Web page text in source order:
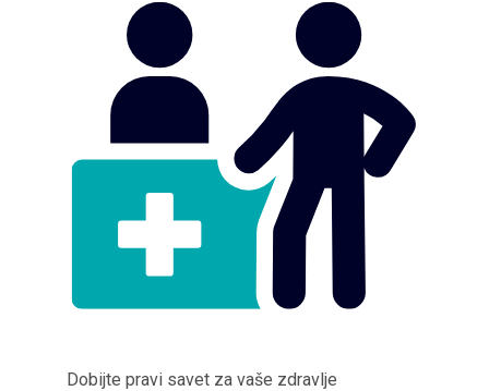
Dobijte pravi savet za vaše zdravlje